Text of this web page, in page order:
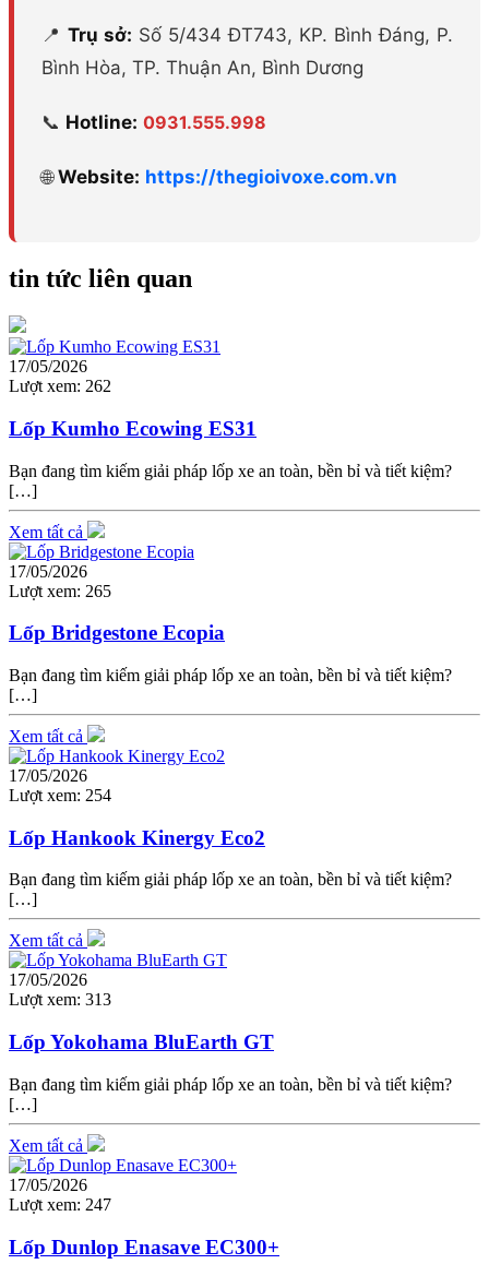
📍 Trụ sở: Số 5/434 ĐT743, KP. Bình Đáng, P.
Bình Hòa, TP. Thuận An, Bình Dương
📞 Hotline: 0931.555.998
🌐Website: https://thegioivoxe.com.vn
tin tức liên quan
17/05/2026
Lượt xem: 262
Lốp Kumho Ecowing ES31
Bạn đang tìm kiếm giải pháp lốp xe an toàn, bền bỉ và tiết kiệm?
[…]
Xem tất cả
17/05/2026
Lượt xem: 265
Lốp Bridgestone Ecopia
Bạn đang tìm kiếm giải pháp lốp xe an toàn, bền bỉ và tiết kiệm?
[…]
Xem tất cả
17/05/2026
Lượt xem: 254
Lốp Hankook Kinergy Eco2
Bạn đang tìm kiếm giải pháp lốp xe an toàn, bền bỉ và tiết kiệm?
[…]
Xem tất cả
17/05/2026
Lượt xem: 313
Lốp Yokohama BluEarth GT
Bạn đang tìm kiếm giải pháp lốp xe an toàn, bền bỉ và tiết kiệm?
[…]
Xem tất cả
17/05/2026
Lượt xem: 247
Lốp Dunlop Enasave EC300+